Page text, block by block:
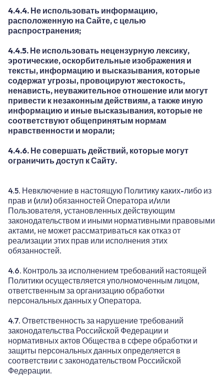
4.4.4. Не использовать информацию,
расположенную на Сайте, с целью
распространения;
4.4.5. Не использовать нецензурную лексику,
эротические, оскорбительные изображения и
тексты, информацию и высказывания, которые
содержат угрозы, провоцируют жестокость,
ненависть, неуважительное отношение или могут
привести к незаконным действиям, а также иную
информацию и иные высказывания, которые не
соответствуют общепринятым нормам
нравственности и морали;
4.4.6. Не совершать действий, которые могут
ограничить доступ к Сайту.
4.5. Невключение в настоящую Политику каких-либо из
прав и (или) обязанностей Оператора и/или
Пользователя, установленных действующим
законодательством и иными нормативными правовыми
актами, не может рассматриваться как отказ от
реализации этих прав или исполнения этих
обязанностей.
4.6. Контроль за исполнением требований настоящей
Политики осуществляется уполномоченным лицом,
ответственным за организацию обработки
персональных данных у Оператора.
4.7. Ответственность за нарушение требований
законодательства Российской Федерации и
нормативных актов Общества в сфере обработки и
защиты персональных данных определяется в
соответствии с законодательством Российской
Федерации.